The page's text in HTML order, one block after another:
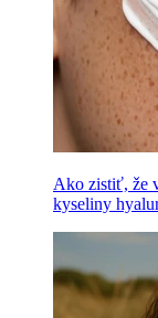
Ako zistiť, že
kyseliny